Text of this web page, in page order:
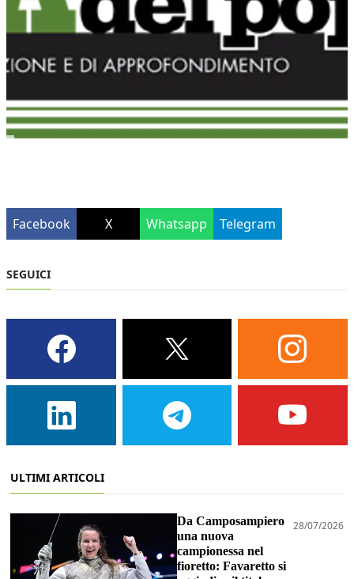
Facebook X Whatsapp Telegram
SEGUICI
ULTIMI ARTICOLI
Da Camposampiero
una nuova
campionessa nel
fioretto: Favaretto si
28/07/2026